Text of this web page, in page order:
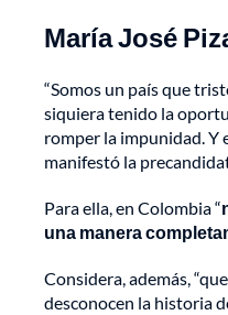
María José
“Somos un país que
siquiera tenido la
romper la impunidad. Y
manifestó la
Para ella, en Colombia “
una manera
Considera, además, “que
desconocen la historia